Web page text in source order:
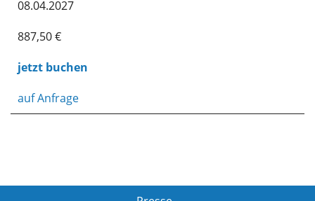
08.04.2027
887,50 €
jetzt buchen
auf Anfrage